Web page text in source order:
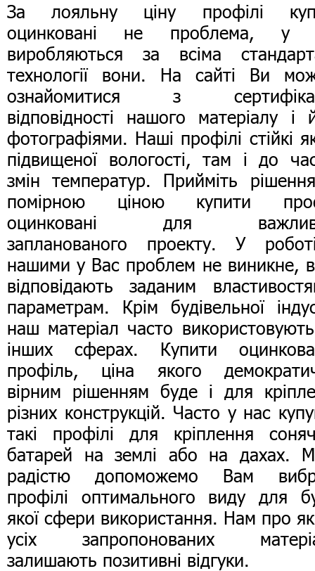
За лояльну ціну профілі
оцинковані не проблема, у
виробляються за всіма
технології вони. На сайті Ви
ознайомитися з
відповідності нашого матеріалу і
фотографіями. Наші профілі стійкі
підвищеної вологості, там і до
змін температур. Прийміть
помірною ціною купити
оцинковані для
запланованого проекту. У
нашими у Вас проблем не виникне,
відповідають заданим
параметрам. Крім будівельної
наш матеріал часто
інших сферах. Купити
профіль, ціна якого
вірним рішенням буде і для
різних конструкцій. Часто у нас
такі профілі для кріплення
батарей на землі або на дахах.
радістю допоможемо Вам
профілі оптимального виду для
якої сфери використання. Нам про
усіх запропонованих
залишають позитивні відгуки.